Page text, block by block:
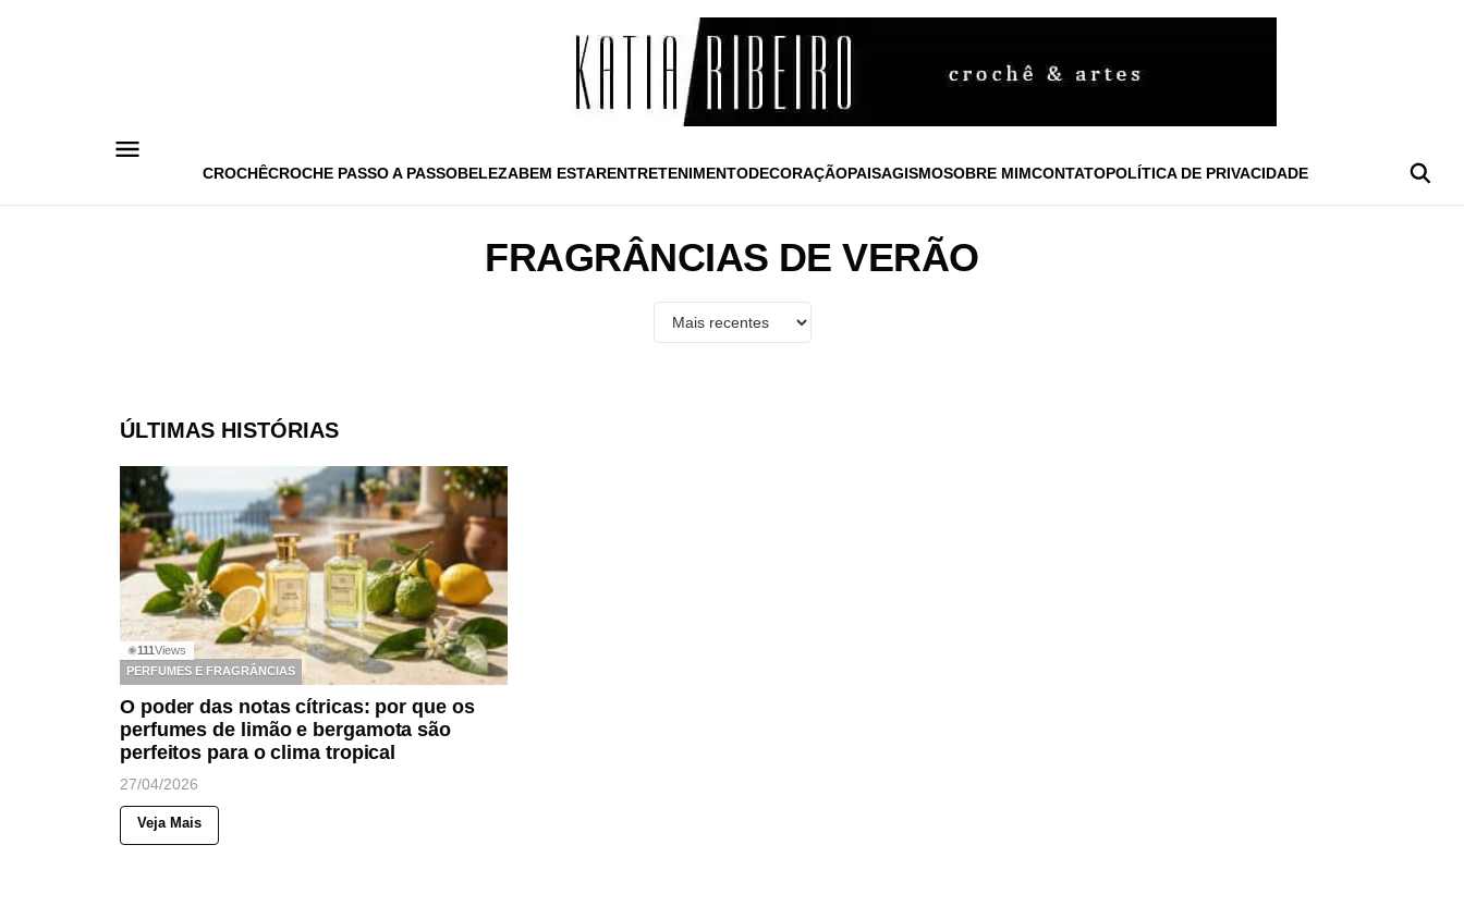
CROCHÊCROCHE PASSO A PASSOBELEZABEM ESTARENTRETENIMENTODECORAÇÃOPAISAGISMOSOBRE MIMCONTATOPOLÍTICA DE PRIVACIDADE
FRAGRÂNCIAS DE VERÃO
ÚLTIMAS HISTÓRIAS
◉111Views
PERFUMES E FRAGRÂNCIAS
O poder das notas cítricas: por que os
perfumes de limão e bergamota são
perfeitos para o clima tropical
27/04/2026
Veja Mais